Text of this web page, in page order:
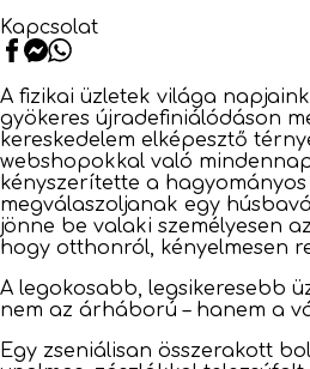
Kapcsolat
A fizikai üzletek világa
gyökeres újradefiniálódáson
kereskedelem elképesztő
webshopokkal való
kényszerítette a
megválaszoljanak egy
jönne be valaki személyesen
hogy otthonról, kényelmesen
A legokosabb, legsikeresebb
nem az árháború – hanem a
Egy zseniálisan összerakott